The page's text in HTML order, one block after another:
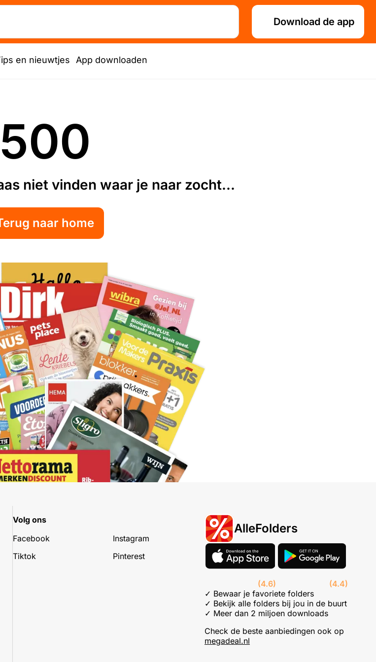
Download de app
en nieuwtjes App downloaden
500
niet vinden waar je naar zocht...
naar home
Volg ons
Facebook
Instagram
Tiktok
Pinterest
AlleFolders
(4.6)
(4.4)
✓ Bewaar je favoriete folders
✓ Bekijk alle folders bij jou in de buurt
✓ Meer dan 2 miljoen downloads
Check de beste aanbiedingen ook op
megadeal.nl